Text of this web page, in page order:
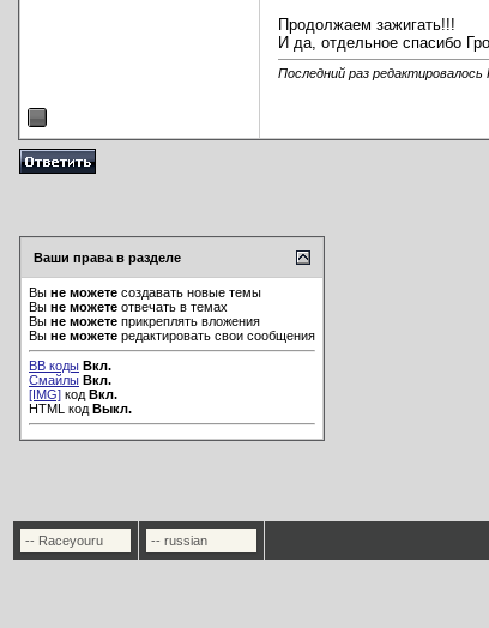
Продолжаем зажигать!!!
И да, отдельное спасибо
Последний раз редактировалось
Ваши права в разделе
Вы не можете создавать новые темы
Вы не можете отвечать в темах
Вы не можете прикреплять вложения
Вы не можете редактировать свои сообщения
BB коды Вкл.
Смайлы Вкл.
[IMG] код Вкл.
HTML код Выкл.